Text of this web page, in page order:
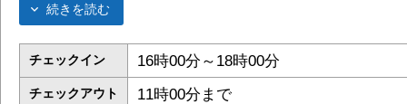
続きを読む
チェックイン 16時00分～18時00分
チェックアウト 11時00分まで